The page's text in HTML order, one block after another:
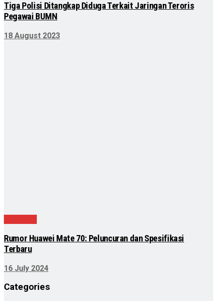
Tiga Polisi Ditangkap Diduga Terkait Jaringan Teroris
Pegawai BUMN
18 August 2023
Rumor Huawei Mate 70: Peluncuran dan Spesifikasi
Terbaru
16 July 2024
Categories